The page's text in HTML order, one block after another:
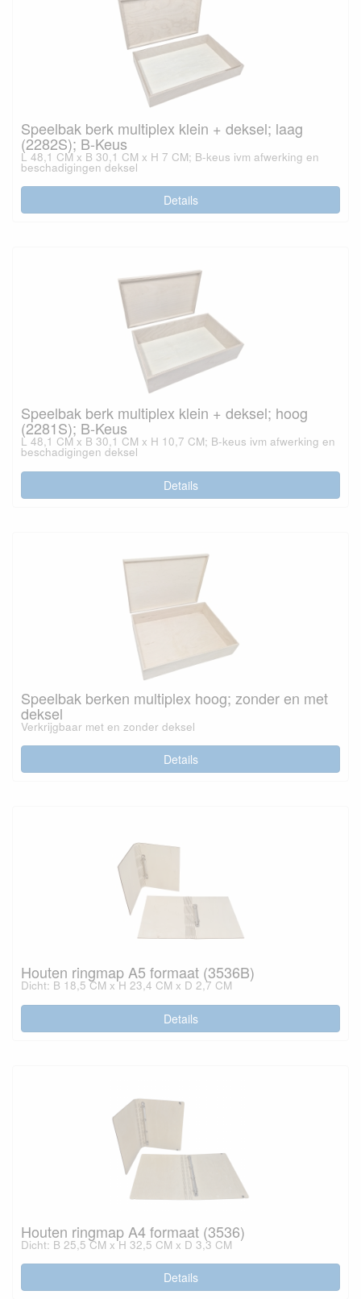
Speelbak berk multiplex klein + deksel; laag
(2282S); B-Keus
L 48,1 CM x B 30,1 CM x H 7 CM; B-keus ivm afwerking en
beschadigingen deksel
Details
Speelbak berk multiplex klein + deksel; hoog
(2281S); B-Keus
L 48,1 CM x B 30,1 CM x H 10,7 CM; B-keus ivm afwerking en
beschadigingen deksel
Details
Speelbak berken multiplex hoog; zonder en met
deksel
Verkrijgbaar met en zonder deksel
Details
Houten ringmap A5 formaat (3536B)
Dicht: B 18,5 CM x H 23,4 CM x D 2,7 CM
Details
Houten ringmap A4 formaat (3536)
Dicht: B 25,5 CM x H 32,5 CM x D 3,3 CM
Details